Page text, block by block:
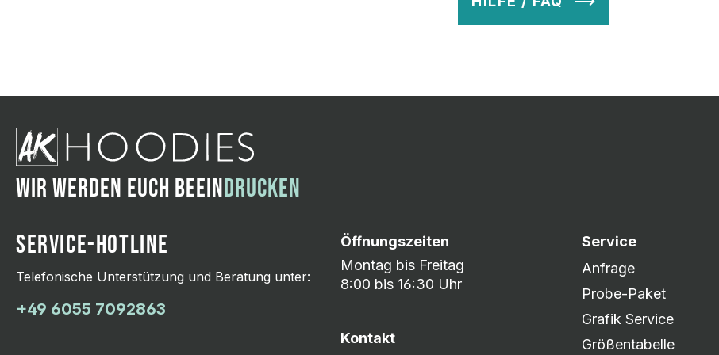
Wir ändern das Motiv so lange ab, bis Ihr zu 100% zufrieden seid. Danach wird es zum
WIR WERDEN EUCH BEEINDRUCKEN
SERVICE-HOTLINE
Telefonische Unterstützung und Beratung unter:
+49 6055 7092863
Öffnungszeiten
Montag bis Freitag
8:00 bis 16:30 Uhr
Kontakt
Service
Anfrage
Probe-Paket
Grafik Service
Größentabelle